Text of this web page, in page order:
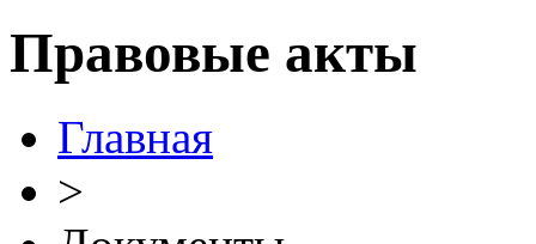
Правовые акты
Главная
>